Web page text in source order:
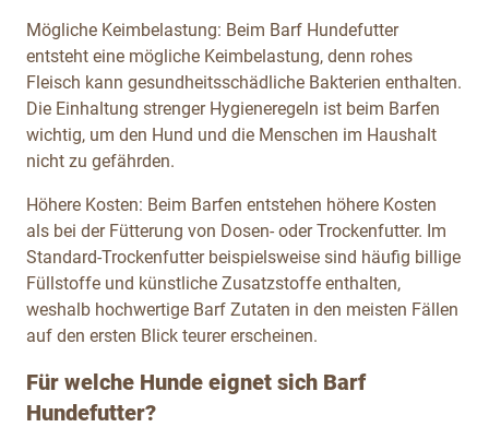
Mögliche Keimbelastung: Beim Barf Hundefutter
entsteht eine mögliche Keimbelastung, denn rohes
Fleisch kann gesundheitsschädliche Bakterien enthalten.
Die Einhaltung strenger Hygieneregeln ist beim Barfen
wichtig, um den Hund und die Menschen im Haushalt
nicht zu gefährden.
Höhere Kosten: Beim Barfen entstehen höhere Kosten
als bei der Fütterung von Dosen- oder Trockenfutter. Im
Standard-Trockenfutter beispielsweise sind häufig billige
Füllstoffe und künstliche Zusatzstoffe enthalten,
weshalb hochwertige Barf Zutaten in den meisten Fällen
auf den ersten Blick teurer erscheinen.
Für welche Hunde eignet sich Barf
Hundefutter?